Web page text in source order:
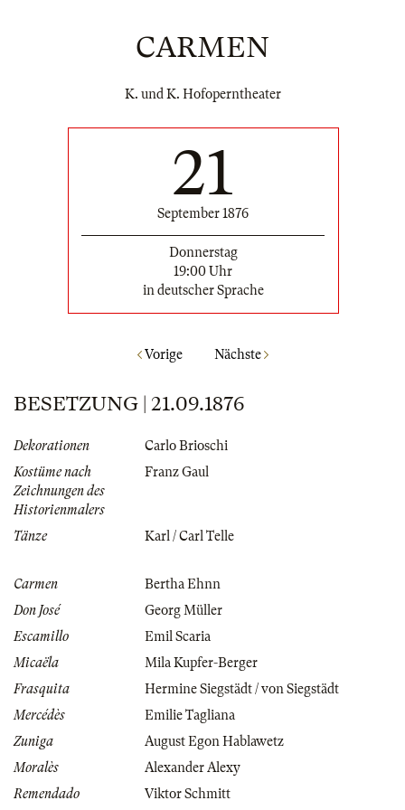
CARMEN
K. und K. Hofoperntheater
21
September 1876
Donnerstag
19:00 Uhr
in deutscher Sprache
Vorige Nächste
BESETZUNG | 21.09.1876
Dekorationen
Carlo Brioschi
Kostüme nach
Zeichnungen des
Historienmalers
Franz Gaul
Tänze Karl / Carl Telle
Carmen
Bertha Ehnn
Don José
Georg Müller
Escamillo
Emil Scaria
Micaëla
Mila Kupfer-Berger
Frasquita
Hermine Siegstädt / von Siegstädt
Mercédès
Emilie Tagliana
Zuniga
August Egon Hablawetz
Moralès
Alexander Alexy
Remendado
Viktor Schmitt